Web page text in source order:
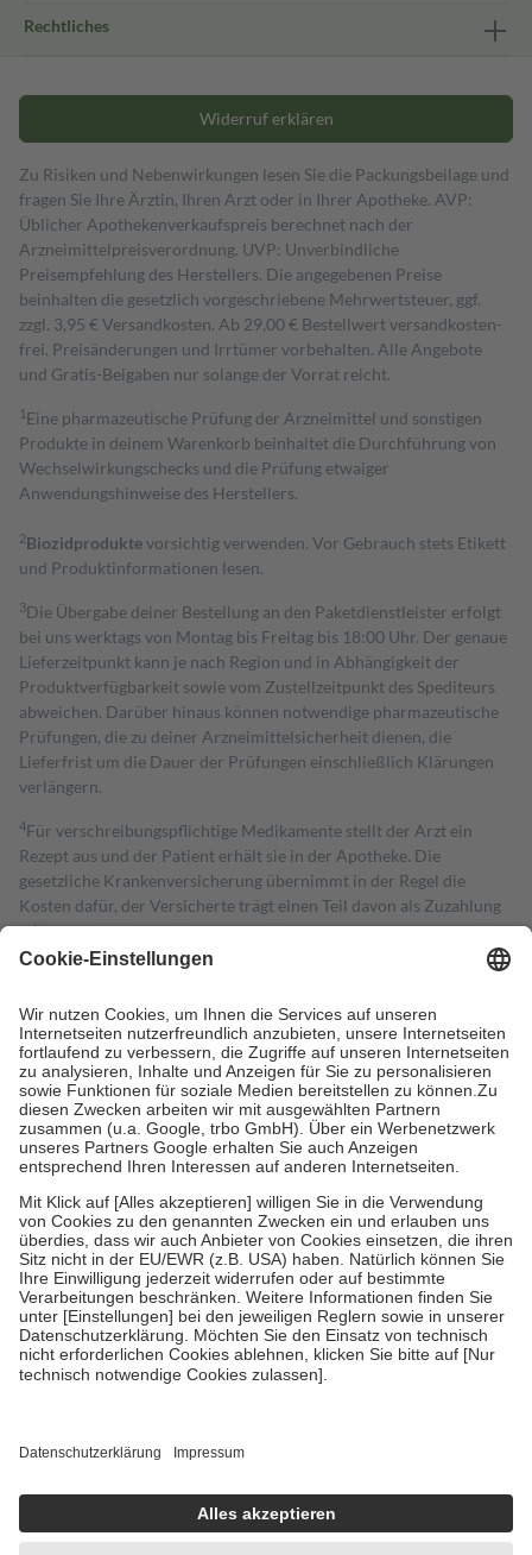
Rechtliches
Widerruf erklären
Zu Risiken und Nebenwirkungen lesen Sie die Packungsbeilage und
fragen Sie Ihre Ärztin, Ihren Arzt oder in Ihrer Apotheke. AVP:
Üblicher Apothekenverkaufspreis berechnet nach der
Arzneimittelpreisverordnung. UVP: Unverbindliche
Preisempfehlung des Herstellers. Die angegebenen Preise
beinhalten die gesetzlich vorgeschriebene Mehrwertsteuer, ggf.
zzgl. 3,95 € Versandkosten. Ab 29,00 € Bestell­wert versand­kosten­
frei. Preisänderungen und Irrtümer vorbehalten. Alle Angebote
und Gratis-Beigaben nur solange der Vorrat reicht.
1 Eine pharmazeutische Prüfung der Arzneimittel und sonstigen
Produkte in deinem Warenkorb beinhaltet die Durchführung von
Wechselwirkungschecks und die Prüfung etwaiger
Anwendungshinweise des Herstellers.
2Biozidproduktevorsichtig verwenden. Vor Gebrauch stets Etikett
und Produktinformationen lesen.
3Die Übergabe deiner Bestellung an den Paketdienstleister erfolgt
bei uns werktags von Montag bis Freitag bis 18:00 Uhr. Der genaue
Lieferzeitpunkt kann je nach Region und in Abhängigkeit der
Produktverfügbarkeit sowie vom Zustellzeitpunkt des Spediteurs
abweichen. Darüber hinaus können notwendige pharmazeutische
Prüfungen, die zu deiner Arzneimittelsicherheit dienen, die
Lieferfrist um die Dauer der Prüfungen einschließlich Klärungen
verlängern.
4Für verschreibungspflichtige Medikamente stellt der Arzt ein
Rezept aus und der Patient erhält sie in der Apotheke. Die
gesetzliche Krankenversicherung übernimmt in der Regel die
Kosten dafür, der Versicherte trägt einen Teil davon als Zuzahlung
mit.
Grundsätzlich leisten Mitglieder Zuzahlungen in Höhe von zehn
höchstens zehn Euro.
Es sind jedoch nie mehr als die tatsächlichen
Kosten der Leistung zu entrichten.
Diese Regeln gelten grundsätzlich auch für Online-Apotheken.
Bei Heilmitteln und häuslicher Krankenpflege beträgt die
Zuzahlung zehn Prozent der Kosten sowie zehn Euro je
Verordnung.
Um das Engagement der Versicherten für ihre eigene Gesundheit zu
stärken und die besondere Stellung der Familie zu unterstützen,
fallenkeine Zuzahlungenan bei:
• Kindern und Jugendlichen bis zum vollendeten 18. Lebensjahr
mit Ausnahme der Fahrkosten
• Untersuchungen zur Vorsorge und Früherkennung, die von der
GKV getragen werden
• empfohlenen Schutzimpfungen
• Harn- und Blutteststreifen
getroffen, um sicherzustellen, dass es sich um echte Bewertungen
https://help.etrusted.com/hc/de/articles/4419944605341
Einige Bilder und Inhalte wurden unter Zuhilfenahme künstlicher